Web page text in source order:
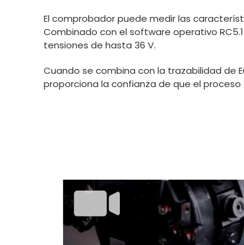
El comprobador puede medir las
Combinado con el software operativo
tensiones de hasta 36 V.
Cuando se combina con la trazabilidad de
proporciona la confianza de que el